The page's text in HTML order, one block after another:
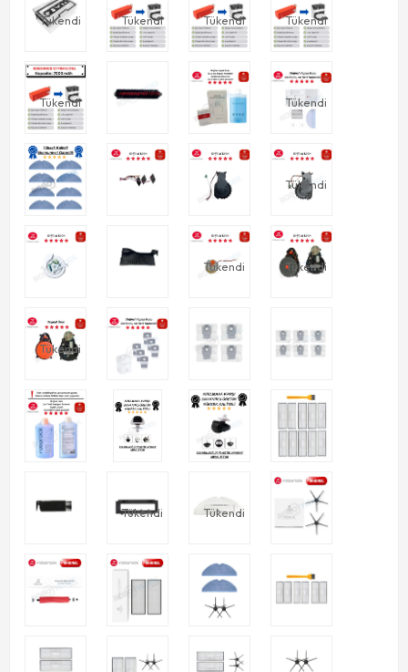
Tükendi Tükendi Tükendi Tükendi
Tükendi Tükendi
Tükendi
Tükendi Tükendi
Tükendi
Tükendi Tükendi